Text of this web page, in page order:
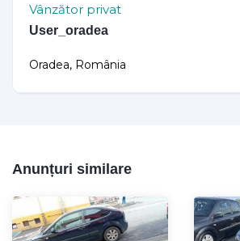
Vânzător privat
User_oradea
Oradea, România
Anunțuri similare